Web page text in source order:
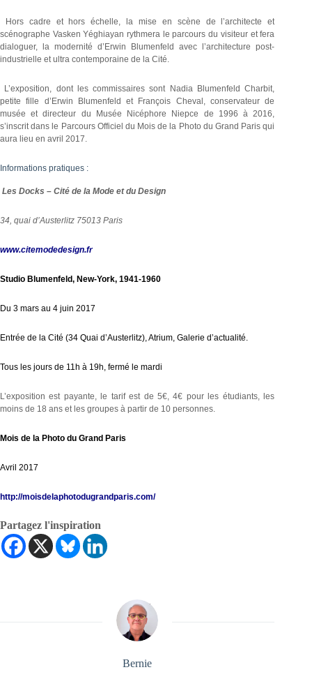
Hors cadre et hors échelle, la mise en scène de l’architecte et
scénographe Vasken Yéghiayan rythmera le parcours du visiteur et fera
dialoguer, la modernité d’Erwin Blumenfeld avec l’architecture post-
industrielle et ultra contemporaine de la Cité.
L’exposition, dont les commissaires sont Nadia Blumenfeld Charbit,
petite fille d’Erwin Blumenfeld et François Cheval, conservateur de
musée et directeur du Musée Nicéphore Niepce de 1996 à 2016,
s’inscrit dans le Parcours Officiel du Mois de la Photo du Grand Paris qui
aura lieu en avril 2017.
Informations pratiques :
Les Docks – Cité de la Mode et du Design
34, quai d’Austerlitz 75013 Paris
www.citemodedesign.fr
Studio Blumenfeld, New-York, 1941-1960
Du 3 mars au 4 juin 2017
Entrée de la Cité (34 Quai d’Austerlitz), Atrium, Galerie d’actualité.
Tous les jours de 11h à 19h, fermé le mardi
L’exposition est payante, le tarif est de 5€, 4€ pour les étudiants, les
moins de 18 ans et les groupes à partir de 10 personnes.
Mois de la Photo du Grand Paris
Avril 2017
http://moisdelaphotodugrandparis.com/
Partagez l'inspiration
Bernie